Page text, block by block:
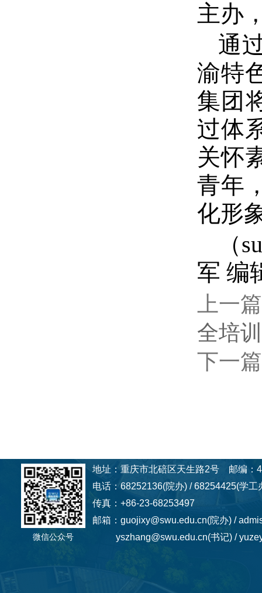
主办
通
渝特
集团
过体
关怀
青年
化形
（
军 编
上一
全培训
下一
微信公众号
地址：重庆市北碚区天生路2号 邮编：
电话：68252136(院办) / 68254425(学
传真：+86-23-68253497
邮箱：guojixy@swu.edu.cn(院办) /
yszhang@swu.edu.cn(书记) /